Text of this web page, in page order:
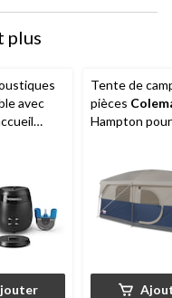
plus
avec
Tente de
pièces
Hampton
de pluie et
transport